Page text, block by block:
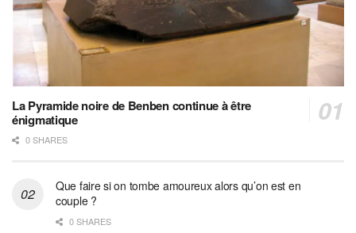
La Pyramide noire de Benben continue à être
énigmatique
0 SHARES
Que faire si on tombe amoureux alors qu’on est en
couple ?
0 SHARES